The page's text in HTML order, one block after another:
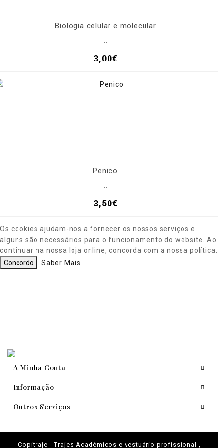
Biologia celular e molecular
3,00€
Penico
3,50€
Os cookies ajudam-nos a fornecer os nossos serviços e
alguns são necessários para o funcionamento do website. Ao
continuar na nossa loja online, concorda com a nossa política.
Concordo
Saber Mais
A Minha Conta
Informação
Outros Serviços
Copitraje - Trajes Académicos e vestuário profissional ,